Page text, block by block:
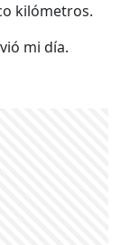
kilómetros.
mi día.